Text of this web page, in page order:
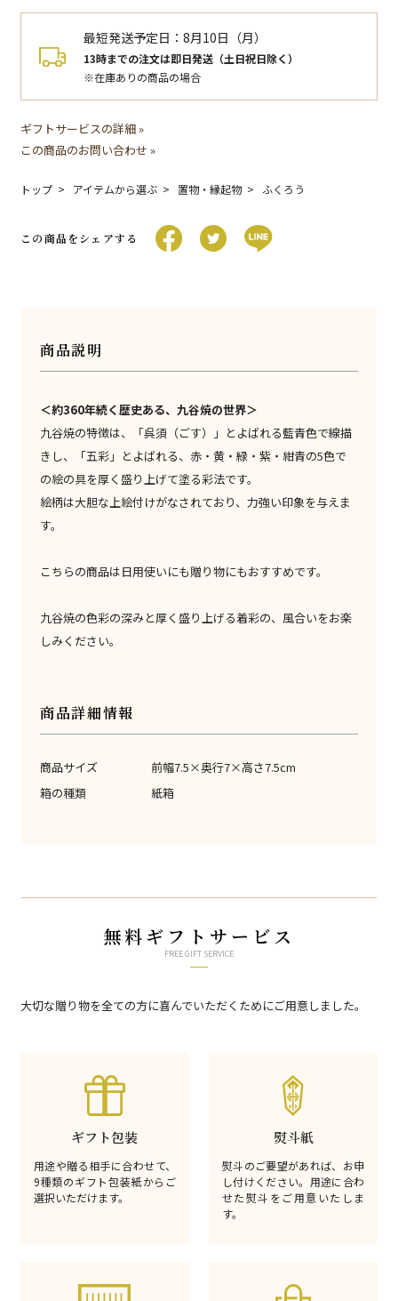
最短発送予定日：8月10日（月）
13時までの注文は即日発送（土日祝日除く）
※在庫ありの商品の場合
ギフトサービスの詳細 »
この商品のお問い合わせ »
トップ アイテムから選ぶ 置物・縁起物 ふくろう
この商品をシェアする
商品説明
＜約360年続く歴史ある、九谷焼の世界＞
九谷焼の特徴は、「呉須（ごす）」とよばれる藍青色で線描
きし、「五彩」とよばれる、赤・黄・緑・紫・紺青の5色で
の絵の具を厚く盛り上げて塗る彩法です。
絵柄は大胆な上絵付けがなされており、力強い印象を与えま
す。
こちらの商品は日用使いにも贈り物にもおすすめです。
九谷焼の色彩の深みと厚く盛り上げる着彩の、風合いをお楽
しみください。
商品詳細情報
商品サイズ
前幅7.5×奥行7×高さ7.5cm
箱の種類
紙箱
無料ギフトサービス
FREE GIFT SERVICE
大切な贈り物を全ての方に喜んでいただくためにご用意しました。
ギフト包装
用途や贈る相手に合わせて、
9種類のギフト包装紙からご
選択いただけます。
熨斗紙
熨斗のご要望があれば、お申
し付けください。用途に合わ
せた熨斗をご用意いたしま
す。